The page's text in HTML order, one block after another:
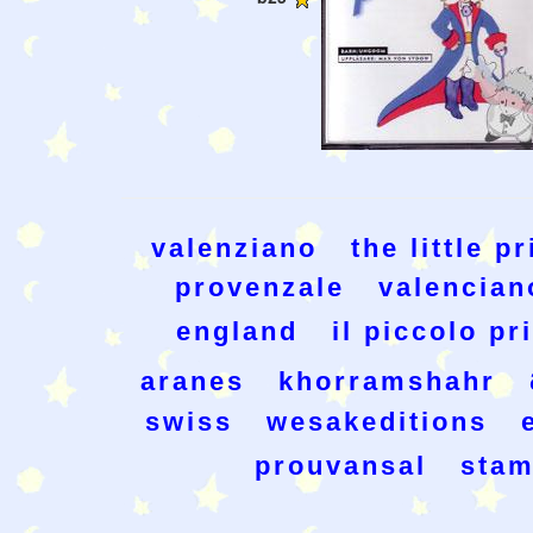
valenziano
the little
provenzale
england
il piccolo
aranes
khorramshahr
swiss wesakeditions
prouvansal